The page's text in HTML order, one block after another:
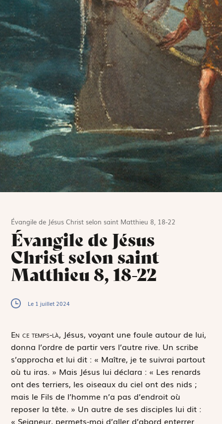
Évangile de Jésus Christ selon saint Matthieu 8, 18-22
Évangile de Jésus
Christ selon saint
Matthieu 8, 18-22
Le 1 juillet 2024
En ce temps-là, Jésus, voyant une foule autour de lui,
donna l’ordre de partir vers l’autre rive. Un scribe
s’approcha et lui dit : « Maître, je te suivrai partout
où tu iras. » Mais Jésus lui déclara : « Les renards
ont des terriers, les oiseaux du ciel ont des nids ;
mais le Fils de l’homme n’a pas d’endroit où
reposer la tête. » Un autre de ses disciples lui dit :
« Seigneur, permets-moi d’aller d’abord enterrer